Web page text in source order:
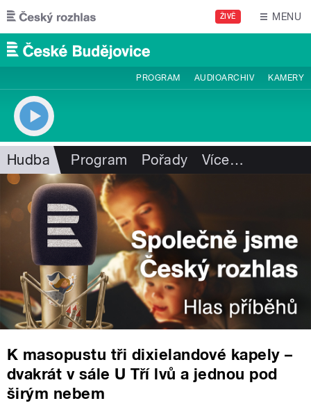
Přejít k hlavnímu obsahu
ŽIVĚ MENU
PROGRAM AUDIOARCHIV KAMERY
Hudba Program Pořady Více…
K masopustu tři dixielandové kapely –
dvakrát v sále U Tří lvů a jednou pod
širým nebem